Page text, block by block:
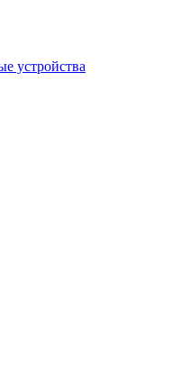
устройства